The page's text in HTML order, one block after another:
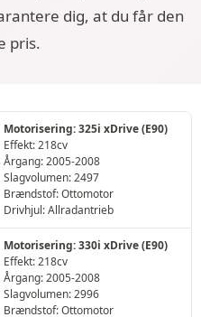
dig, at du får den
pris.
Motorisering: 325i xDrive (E90)
Effekt: 218cv
Årgang: 2005-2008
Slagvolumen: 2497
Brændstof: Ottomotor
Drivhjul: Allradantrieb
Motorisering: 330i xDrive (E90)
Effekt: 218cv
Årgang: 2005-2008
Slagvolumen: 2996
Brændstof: Ottomotor